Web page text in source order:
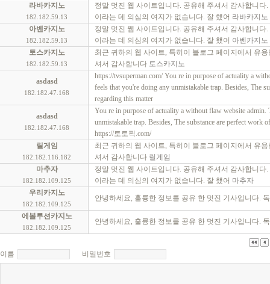
라바카지노
182.182.59.13
정말 멋진 웹 사이트입니다. 공유해 주셔서 감사합니
이라는 데 의심의 여지가 없습니다. 잘 했어 라바카지노
아벤카지노
182.182.59.13
정말 멋진 웹 사이트입니다. 공유해 주셔서 감사합니
이라는 데 의심의 여지가 없습니다. 잘 했어 아벤카지노
토스카지노
182.182.59.13
최근 귀하의 웹 사이트, 특히이 블로그 페이지에서 유
셔서 감사합니다 토스카지노
asdasd
182.182.47.168
https://tvsuperman.com/ You re in purpose of actuality a
feels that you're doing any unmistakable trap. Besides, The
regarding this matter
asdasd
182.182.47.168
You re in purpose of actuality a without flaw website admin.
unmistakable trap. Besides, The substance are perfect work
https://토토픽.com/
릴게임
182.182.116.182
최근 귀하의 웹 사이트, 특히이 블로그 페이지에서 유
셔서 감사합니다 릴게임
마추자
182.182.109.125
정말 멋진 웹 사이트입니다. 공유해 주셔서 감사합니
이라는 데 의심의 여지가 없습니다. 잘 했어 마추자
우리카지노
182.182.109.125
안녕하세요, 훌륭한 정보를 공유 한 멋진 기사입니다.
에볼루션카지노
182.182.109.125
안녕하세요, 훌륭한 정보를 공유 한 멋진 기사입니다.
이름 비밀번호